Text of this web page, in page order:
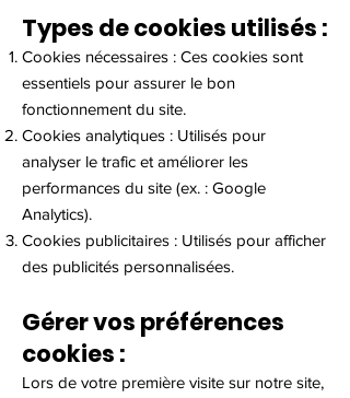
Types de cookies utilisés :
Cookies nécessaires : Ces cookies sont
essentiels pour assurer le bon
fonctionnement du site.
Cookies analytiques : Utilisés pour
analyser le trafic et améliorer les
performances du site (ex. : Google
Analytics).
Cookies publicitaires : Utilisés pour afficher
des publicités personnalisées.
Gérer vos préférences
cookies :
Lors de votre première visite sur notre site,